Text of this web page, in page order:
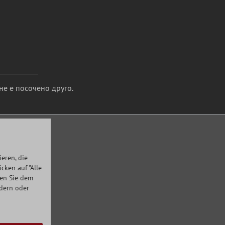
е посочено друго.
die
auf "Alle
Sie dem
oder